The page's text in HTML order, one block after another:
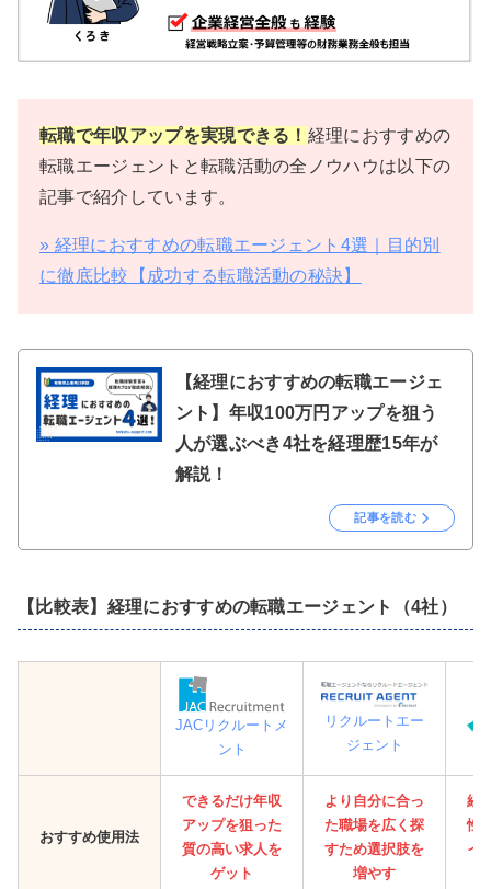
転職で年収アップを実現できる！ 経理におすすめの
転職エージェントと転職活動の全ノウハウは以下の
記事で紹介しています。
» 経理におすすめの転職エージェント4選｜目的別
に徹底比較【成功する転職活動の秘訣】
【経理におすすめの転職エージェ
ント】年収100万円アップを狙う
人が選ぶべき4社を経理歴15年が
解説！
記事を読む
【比較表】経理におすすめの転職エージェント（4社）
JACリクルートメ
ント
リクルートエー
ジェント
おすすめ使用法
できるだけ年収
アップを狙った
質の高い求人を
ゲット
より自分に合っ
た職場を広く探
すため選択肢を
増やす
経
性
イ